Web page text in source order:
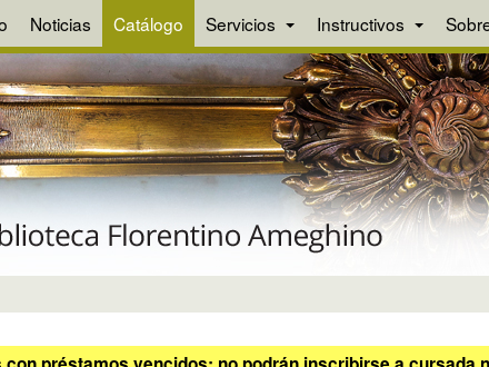
Noticias Catálogo Servicios Instructivos